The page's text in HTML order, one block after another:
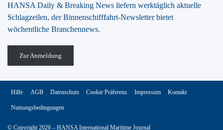
HANSA Daily & Breaking News liefern werktäglich aktuelle
Schlagzeilen, der Binnenschifffahrt-Newsletter bietet
wöchentliche Branchennews.
Zur Anmeldung
© Copyright 2026 – HANSA International Maritime Journal
Hilfe AGB Datenschutz Cookie Präferenz Impressum Kontakt
Nutzungsbedingungen